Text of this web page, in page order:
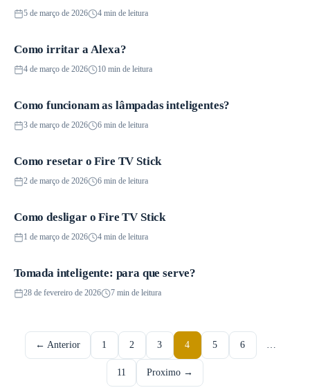
5 de março de 2026 4 min de leitura
Guias
Como irritar a Alexa?
4 de março de 2026 10 min de leitura
Iluminação inteligente
Como funcionam as lâmpadas inteligentes?
3 de março de 2026 6 min de leitura
Dispositivos de streaming
Como resetar o Fire TV Stick
2 de março de 2026 6 min de leitura
Dispositivos de streaming
Como desligar o Fire TV Stick
1 de março de 2026 4 min de leitura
Iluminação inteligente
Tomada inteligente: para que serve?
28 de fevereiro de 2026 7 min de leitura
Paginação
posts
← Anterior 1 2 3 4 5 6 …
11 Proximo →